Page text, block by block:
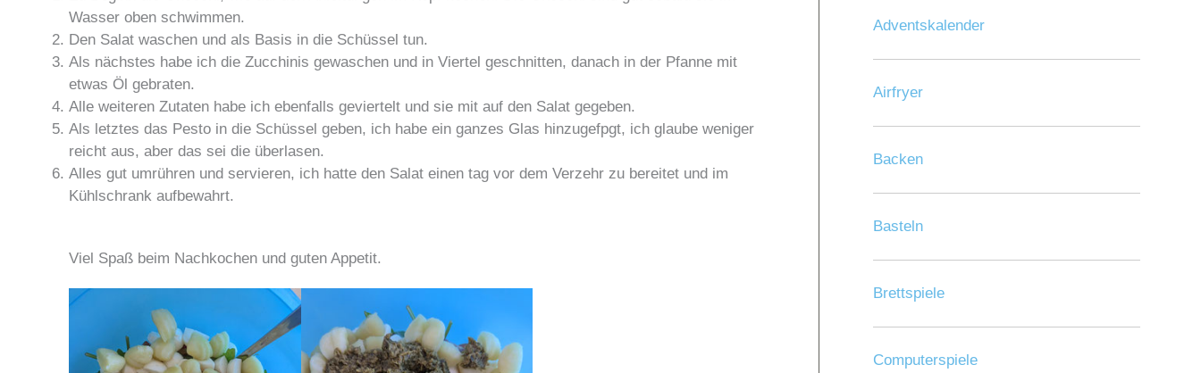
Wasser oben schwimmen.
Den Salat waschen und als Basis in die Schüssel tun.
Als nächstes habe ich die Zucchinis gewaschen und in Viertel geschnitten, danach in der Pfanne mit
etwas Öl gebraten.
Alle weiteren Zutaten habe ich ebenfalls geviertelt und sie mit auf den Salat gegeben.
Als letztes das Pesto in die Schüssel geben, ich habe ein ganzes Glas hinzugefpgt, ich glaube weniger
reicht aus, aber das sei die überlasen.
Alles gut umrühren und servieren, ich hatte den Salat einen tag vor dem Verzehr zu bereitet und im
Kühlschrank aufbewahrt.
Viel Spaß beim Nachkochen und guten Appetit.
Adventskalender
Airfryer
Backen
Basteln
Brettspiele
Computerspiele